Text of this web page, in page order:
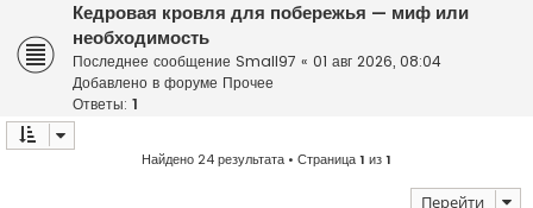
Кедровая кровля для побережья — миф или
необходимость
Последнее сообщение Small97 « 01 авг 2026, 08:04
Добавлено в форуме Прочее
Ответы: 1
Найдено 24 результата • Страница1 из1
Перейти